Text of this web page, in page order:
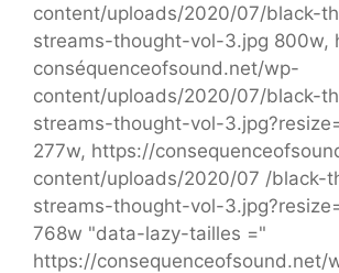
content/uploads/2020/07/black-
streams-thought-vol-3.jpg 800w,
conséquenceofsound.net/wp-
content/uploads/2020/07/black-
streams-thought-vol-
277w, https://
content/uploads/2020/07 /black-
streams-thought-vol-
768w "data-lazy-tailles ="
https://consequenceofsound.net/